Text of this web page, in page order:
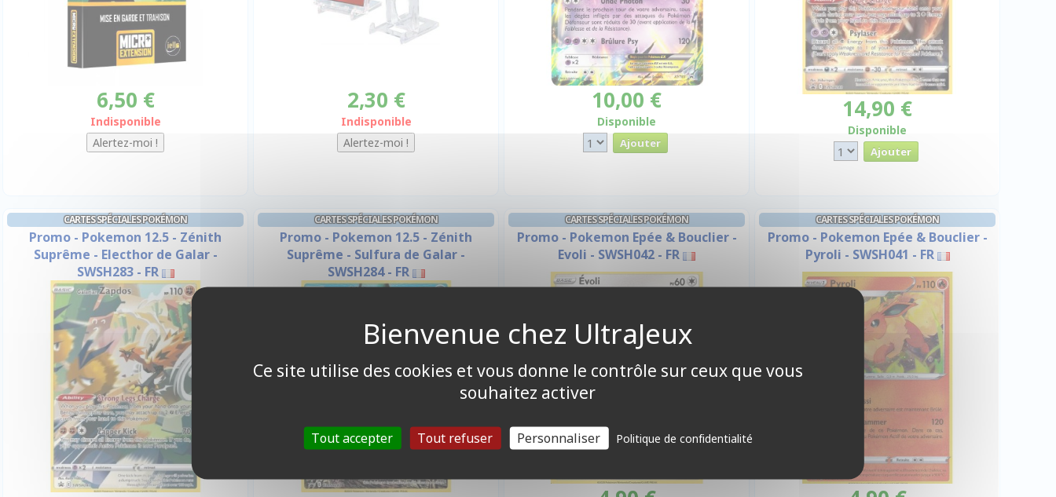
6,50 €
Indisponible
2,30 €
Indisponible
10,00 €
Disponible 14,90 €
Disponible
CARTES SPÉCIALES POKÉMON
Promo - Pokemon 12.5 - Zénith
Suprême - Electhor de Galar -
SWSH283 - FR
CARTES SPÉCIALES POKÉMON
Promo - Pokemon 12.5 - Zénith
Suprême - Sulfura de Galar -
SWSH284 - FR
CARTES SPÉCIALES POKÉMON
Promo - Pokemon Epée & Bouclier -
Evoli - SWSH042 - FR
CARTES SPÉCIALES POKÉMON
Promo - Pokemon Epée & Bouclier -
Pyroli - SWSH041 - FR
Ce site utilise des cookies et vous donne le contrôle sur ceux que vous
souhaitez activer
Tout accepter Tout refuser Personnaliser Politique de confidentialité